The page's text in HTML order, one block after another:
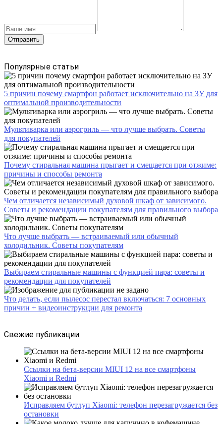
Популярные статьи
5 причин почему смартфон работает исключительно на ЗУ для
оптимальной производительности
Мультиварка или аэрогриль — что лучше выбрать. Советы
для покупателей
Почему стиральная машина прыгает и смещается при отжиме:
причины и способы ремонта
Чем отличается независимый духовой шкаф от зависимого.
Советы и рекомендации покупателям для правильного выбора
Что лучше выбрать — встраиваемый или обычный
холодильник. Советы покупателям
Выбираем стиральные машины с функцией пара: советы и
рекомендации для покупателей
Что делать, если пылесос перестал включаться: 7 основных
причин + видеоинструкции для ремонта
Свежие публикации
Ссылки на бета-версии MIUI 12 на все смартфоны
Xiaomi и Redmi
Исправляем бутлуп Xiaomi: телефон перезагружается без
остановки